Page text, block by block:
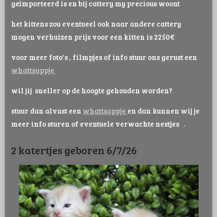
geïmporteerd is en bij cattery my precious woont
het kittens zou eventueel ook naar andere cattery
mogen verhuizen prijs voor een kitten is 2250€
voor meer foto's , filmpjes of info stuur ons gerust een
whattsappje
wil jij sneller op de hoogte gehouden worden?
stuur dan alvast een whattsappje en dan kunnen wij je
meer info sturen of eventuele verwachte nestjes .
2 katertjes geboren 6/7/26